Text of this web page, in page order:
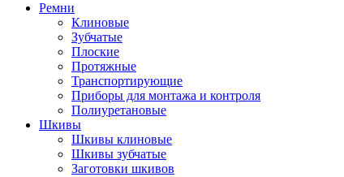
Ремни
Клиновые
Зубчатые
Плоские
Протяжные
Транспортирующие
Приборы для монтажа и контроля
Полиуретановые
Шкивы
Шкивы клиновые
Шкивы зубчатые
Заготовки шкивов